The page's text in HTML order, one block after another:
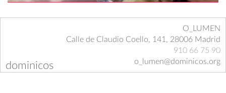
dominicos
O_LUMEN
Calle de Claudio Coello, 141, 28006 Madrid
910 66 75 90
o_lumen@dominicos.org